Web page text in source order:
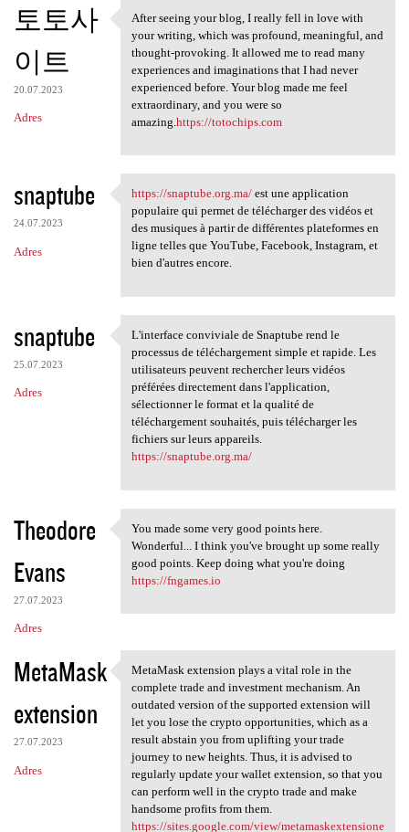
토토사
이트
20.07.2023
Adres
After seeing your blog, I
After seeing your blog, I really fell in love with
your writing, which was profound, meaningful, and
thought-provoking. It allowed me to read many
experiences and imaginations that I had never
experienced before. Your blog made me feel
extraordinary, and you were so
amazing. https://totochips.com
snaptube
24.07.2023
Adres
https://snaptube.org.ma/ est
https://snaptube.org.ma/est une application
populaire qui permet de télécharger des vidéos et
des musiques à partir de différentes plateformes en
ligne telles que YouTube, Facebook, Instagram, et
bien d'autres encore.
snaptube
25.07.2023
Adres
L'interface conviviale de
L'interface conviviale de Snaptube rend le
processus de téléchargement simple et rapide. Les
utilisateurs peuvent rechercher leurs vidéos
préférées directement dans l'application,
sélectionner le format et la qualité de
téléchargement souhaités, puis télécharger les
fichiers sur leurs appareils.
https://snaptube.org.ma/
Theodore
Evans
27.07.2023
Adres
You made some very good
You made some very good points here.
Wonderful... I think you've brought up some really
good points. Keep doing what you're doing
https://fngames.io
MetaMask
extension
27.07.2023
Adres
MetaMask extension plays a
MetaMask extension plays a vital role in the
complete trade and investment mechanism. An
outdated version of the supported extension will
let you lose the crypto opportunities, which as a
result abstain you from uplifting your trade
journey to new heights. Thus, it is advised to
regularly update your wallet extension, so that you
can perform well in the crypto trade and make
handsome profits from them.
https://sites.google.com/view/metamaskextensione